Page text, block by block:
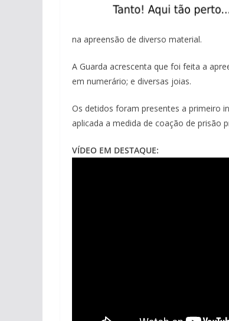
na apreensão de diverso material.
A Guarda acrescenta que foi feita a
em numerário; e diversas joias.
Os detidos foram presentes a primeiro
aplicada a medida de coação de prisão
VÍDEO EM DESTAQUE: